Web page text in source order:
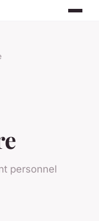
personnel